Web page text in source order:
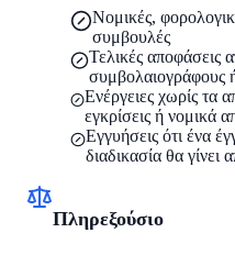
Νομικές,
συμβουλές
Τελικές αποφάσεις
συμβολαιογράφους
Ενέργειες χωρίς τα
εγκρίσεις ή νομικά
Εγγυήσεις ότι ένα
διαδικασία θα γίνει
Πληρεξούσιο